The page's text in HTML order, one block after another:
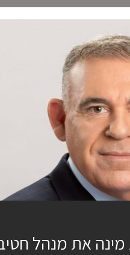
מינה את מנהל